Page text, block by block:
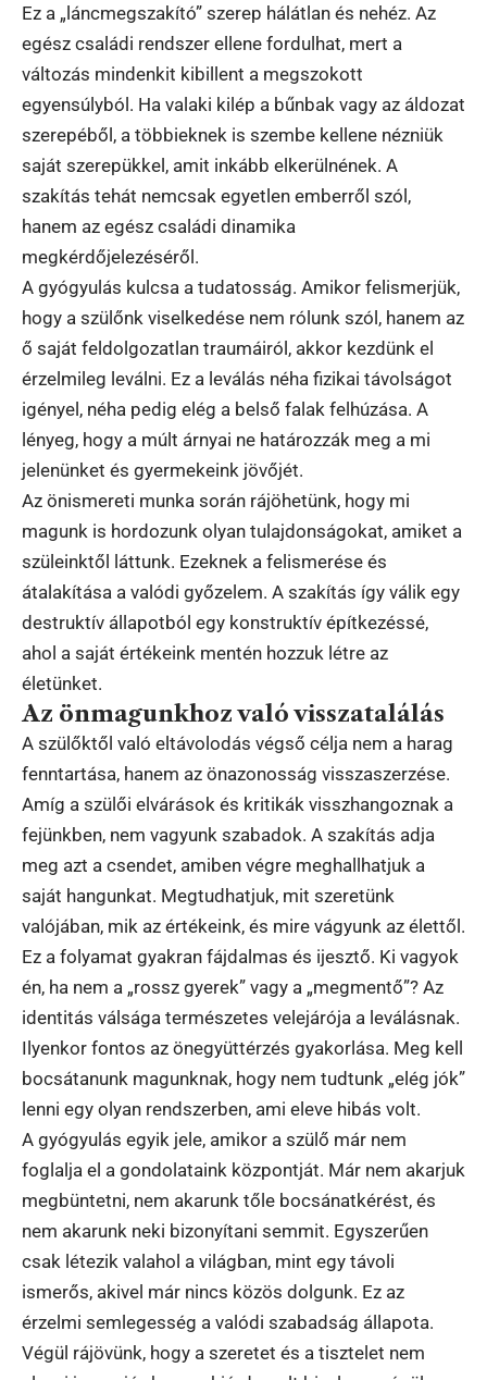
Ez a „láncmegszakító” szerep hálátlan és nehéz. Az
egész családi rendszer ellene fordulhat, mert a
változás mindenkit kibillent a megszokott
egyensúlyból. Ha valaki kilép a bűnbak vagy az áldozat
szerepéből, a többieknek is szembe kellene nézniük
saját szerepükkel, amit inkább elkerülnének. A
szakítás tehát nemcsak egyetlen emberről szól,
hanem az egész családi dinamika
megkérdőjelezéséről.
A gyógyulás kulcsa a tudatosság. Amikor felismerjük,
hogy a szülőnk viselkedése nem rólunk szól, hanem az
ő saját feldolgozatlan traumáiról, akkor kezdünk el
érzelmileg leválni. Ez a leválás néha fizikai távolságot
igényel, néha pedig elég a belső falak felhúzása. A
lényeg, hogy a múlt árnyai ne határozzák meg a mi
jelenünket és gyermekeink jövőjét.
Az önismereti munka során rájöhetünk, hogy mi
magunk is hordozunk olyan tulajdonságokat, amiket a
szüleinktől láttunk. Ezeknek a felismerése és
átalakítása a valódi győzelem. A szakítás így válik egy
destruktív állapotból egy konstruktív építkezéssé,
ahol a saját értékeink mentén hozzuk létre az
életünket.
Az önmagunkhoz való visszatalálás
A szülőktől való eltávolodás végső célja nem a harag
fenntartása, hanem az önazonosság visszaszerzése.
Amíg a szülői elvárások és kritikák visszhangoznak a
fejünkben, nem vagyunk szabadok. A szakítás adja
meg azt a csendet, amiben végre meghallhatjuk a
saját hangunkat. Megtudhatjuk, mit szeretünk
valójában, mik az értékeink, és mire vágyunk az élettől.
Ez a folyamat gyakran fájdalmas és ijesztő. Ki vagyok
én, ha nem a „rossz gyerek” vagy a „megmentő”? Az
identitás válsága természetes velejárója a leválásnak.
Ilyenkor fontos az önegyüttérzés gyakorlása. Meg kell
bocsátanunk magunknak, hogy nem tudtunk „elég jók”
lenni egy olyan rendszerben, ami eleve hibás volt.
A gyógyulás egyik jele, amikor a szülő már nem
foglalja el a gondolataink központját. Már nem akarjuk
megbüntetni, nem akarunk tőle bocsánatkérést, és
nem akarunk neki bizonyítani semmit. Egyszerűen
csak létezik valahol a világban, mint egy távoli
ismerős, akivel már nincs közös dolgunk. Ez az
érzelmi semlegesség a valódi szabadság állapota.
Végül rájövünk, hogy a szeretet és a tisztelet nem